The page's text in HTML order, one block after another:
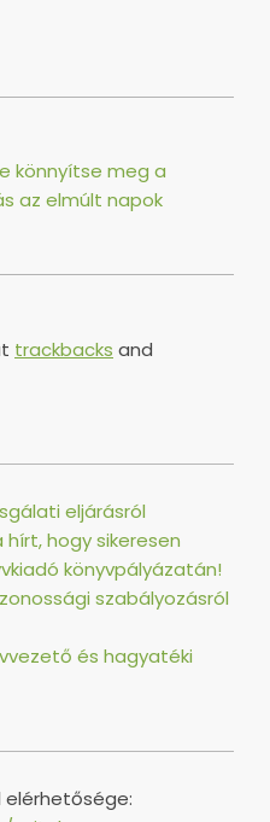
könnyítse meg a
az elmúlt napok
trackbacks and
eljárásról
hogy sikeresen
könyvpályázatán!
szabályozásról
és hagyatéki
elérhetősége: